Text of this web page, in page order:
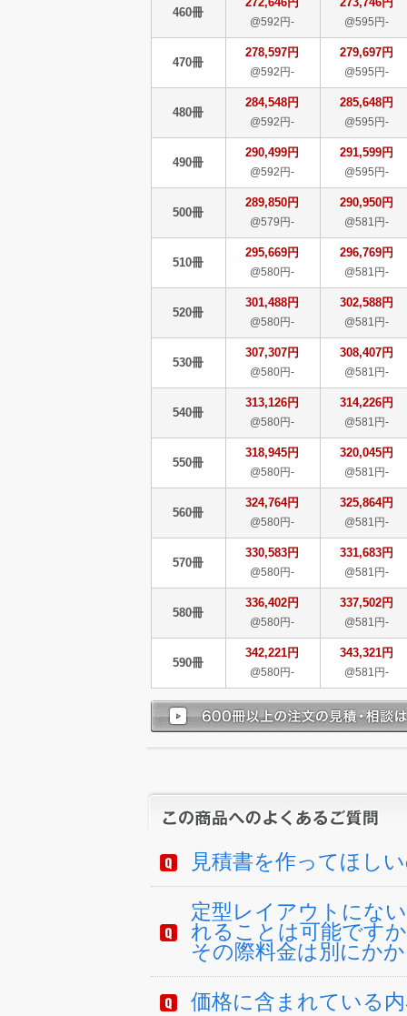
460冊
@592円- @595円-
470冊
278,597円
@592円-
279,697円
@595円-
480冊
284,548円
@592円-
285,648円
@595円-
490冊
290,499円
@592円-
291,599円
@595円-
500冊
289,850円
@579円-
290,950円
@581円-
510冊
295,669円
@580円-
296,769円
@581円-
520冊
301,488円
@580円-
302,588円
@581円-
530冊
307,307円
@580円-
308,407円
@581円-
540冊
313,126円
@580円-
314,226円
@581円-
550冊
318,945円
@580円-
320,045円
@581円-
560冊
324,764円
@580円-
325,864円
@581円-
570冊
330,583円
@580円-
331,683円
@581円-
580冊
336,402円
@580円-
337,502円
@581円-
590冊
342,221円
@580円-
343,321円
@581円-
見積書を作ってほし
定型レイアウトにな
れることは可能です
その際料金は別にか
価格に含まれている